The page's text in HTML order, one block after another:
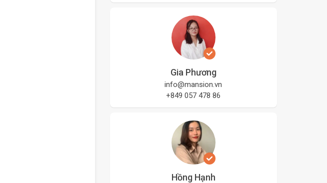
Gia Phương
info@mansion.vn
+849 057 478 86
Hồng Hạnh